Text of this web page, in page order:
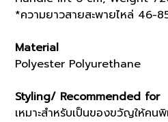
*ความยาวสายสะพายไหล่ 46-
Material
Polyester Polyurethane
Styling/ Recommended for
เหมาะสำหรับเป็นของขวัญให้คน